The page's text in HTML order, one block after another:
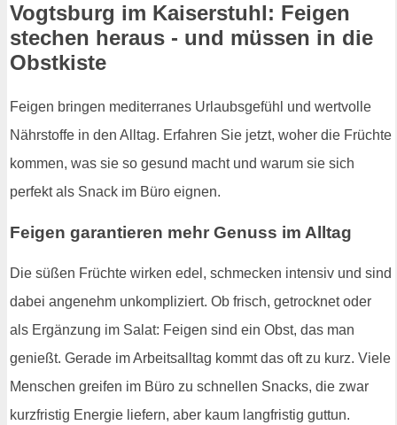
Vogtsburg im Kaiserstuhl: Feigen
stechen heraus - und müssen in die
Obstkiste
Feigen bringen mediterranes Urlaubsgefühl und wertvolle
Nährstoffe in den Alltag. Erfahren Sie jetzt, woher die Früchte
kommen, was sie so gesund macht und warum sie sich
perfekt als Snack im Büro eignen.
Feigen garantieren mehr Genuss im Alltag
Die süßen Früchte wirken edel, schmecken intensiv und sind
dabei angenehm unkompliziert. Ob frisch, getrocknet oder
als Ergänzung im Salat: Feigen sind ein Obst, das man
genießt. Gerade im Arbeitsalltag kommt das oft zu kurz. Viele
Menschen greifen im Büro zu schnellen Snacks, die zwar
kurzfristig Energie liefern, aber kaum langfristig guttun.